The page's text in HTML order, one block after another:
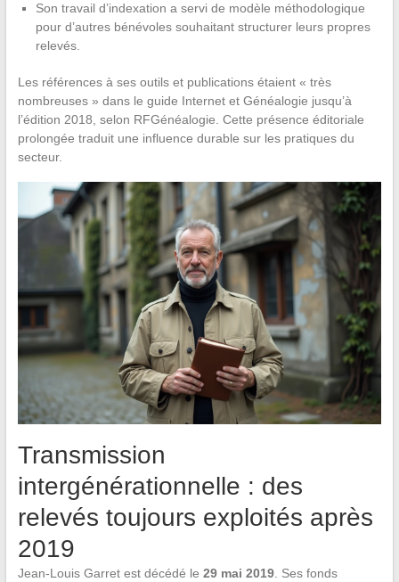
Son travail d’indexation a servi de modèle méthodologique
pour d’autres bénévoles souhaitant structurer leurs propres
relevés.
Les références à ses outils et publications étaient « très
nombreuses » dans le guide Internet et Généalogie jusqu’à
l’édition 2018, selon RFGénéalogie. Cette présence éditoriale
prolongée traduit une influence durable sur les pratiques du
secteur.
Transmission
intergénérationnelle : des
relevés toujours exploités après
2019
Jean-Louis Garret est décédé le 29 mai 2019. Ses fonds